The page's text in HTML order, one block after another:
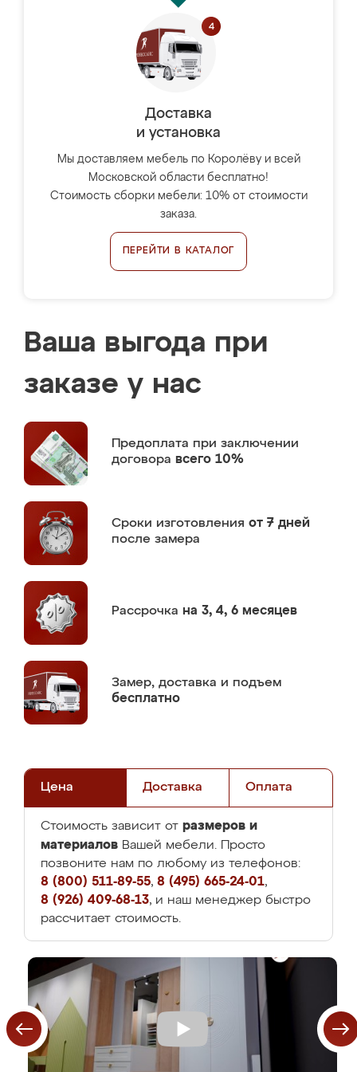
Доставка
и установка
Мы доставляем мебель по Королёву и всей
Московской области бесплатно!
Стоимость сборки мебели: 10% от стоимости
заказа.
ПЕРЕЙТИ В КАТАЛОГ
Ваша выгода при
заказе у нас
Предоплата при заключении
договора всего 10%
Сроки изготовления от 7 дней
после замера
Рассрочка на 3, 4, 6 месяцев
Замер, доставка и подъем
бесплатно
Цена Доставка Оплата
Стоимость зависит от размеров и
материалов Вашей мебели. Просто
позвоните нам по любому из телефонов:
8 (800) 511-89-55, 8 (495) 665-24-01,
8 (926) 409-68-13, и наш менеджер быстро
рассчитает стоимость.